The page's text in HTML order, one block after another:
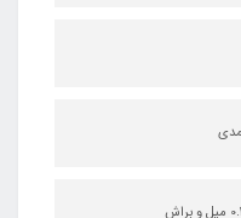
براش